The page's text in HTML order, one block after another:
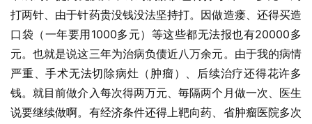
打两针、由于针药贵没钱没法坚持打。因做造瘘、还得买造
口袋（一年要用1000多元）等这些都无法报也有20000多
元。也就是说这三年为治病负债近八万余元。由于我的病情
严重、手术无法切除病灶（肿瘤）、后续治疗还得花许多
钱。就目前做介入每次得两万元、毎隔两个月做一次、医生
说要继续做啊。有经济条件还得上靶向药、省肿瘤医院多次